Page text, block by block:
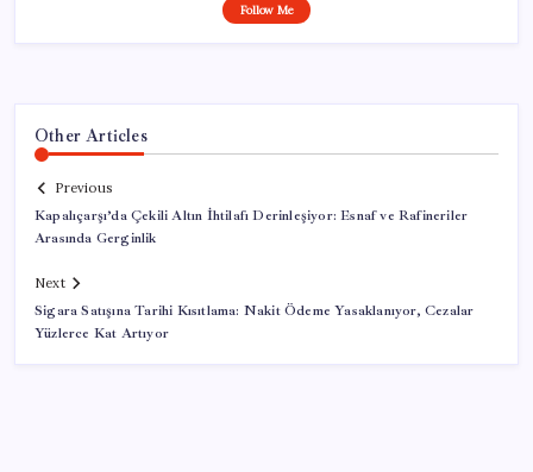
Follow Me
Other Articles
Previous
Kapalıçarşı’da Çekili Altın İhtilafı Derinleşiyor: Esnaf ve Rafineriler
Arasında Gerginlik
Next
Sigara Satışına Tarihi Kısıtlama: Nakit Ödeme Yasaklanıyor, Cezalar
Yüzlerce Kat Artıyor